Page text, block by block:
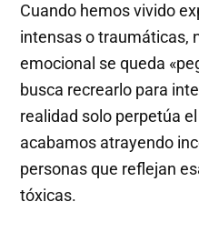
Cuando hemos vivido
intensas o traumáticas,
emocional se queda
busca recrearlo para
realidad solo perpetúa
acabamos atrayendo
personas que reflejan
tóxicas.